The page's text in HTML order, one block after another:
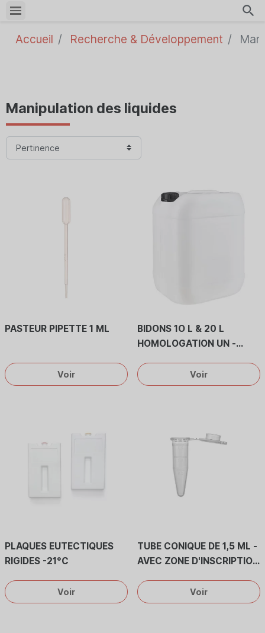
search
Accueil Recherche & Développement
Manipulation des liquides
PASTEUR PIPETTE 1 ML
Voir
BIDONS 1O L & 20 L
HOMOLOGATION UN -
Voir
PLAQUES EUTECTIQUES
RIGIDES -21°C
Voir
TUBE CONIQUE DE 1,5 ML -
AVEC ZONE D'INSCRIPTION
INCOLORE
Voir